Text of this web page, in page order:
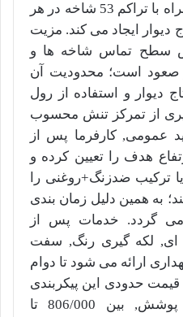
این نسبت وزن به طول, همراه با تراکم 53 شاخه در هر
دیوار ایجاد می کند. مزیت
سطح تماس شاخه ها و
است؛ محدودیت آن
دیوار و استفاده از رول
از تمرکز تنش محسوب
عمومی, کارفرما پس از
هدف را تعیین کرده و
ضدزنگ+روغنی را
به همین دلیل زمان بندی
گردد. خدمات پس از
ای, لکه گیری رنگ, سفت
ارائه می شود تا دوام
حدودی این پیکربندی
806/000 تا